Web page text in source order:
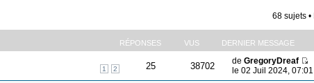
68 sujets •
RÉPONSES VUS DERNIER MESSAGE
1 2 25 38702 de GregoryDreaf
le 02 Juil 2024, 07:01